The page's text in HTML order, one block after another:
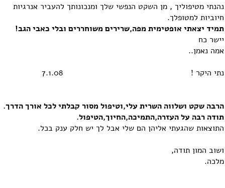
נהנתי מטיפוליך , מן השקט הנפשי שלך ומנכונותך להעביר אנרגיות
חיוביות למטופלך.
תמיד יצאתי אופטימית מפה,שרירים משוחררים ובלי כאבי הגב!
יישר כח
אמה נאמן..
נתי היקר !
הרבה שקט ושלווה השרית עלי,וטיפול מסור קבלתי לכל אורך הדרך.
תודה רבה על העזרה,התמיכה,החיוך,הטיפול.
התוצאות שהגעתי אליהן הם שלי אבל לך יש חלק ענק בכל.
ושוב המון תודה,
מלכה.